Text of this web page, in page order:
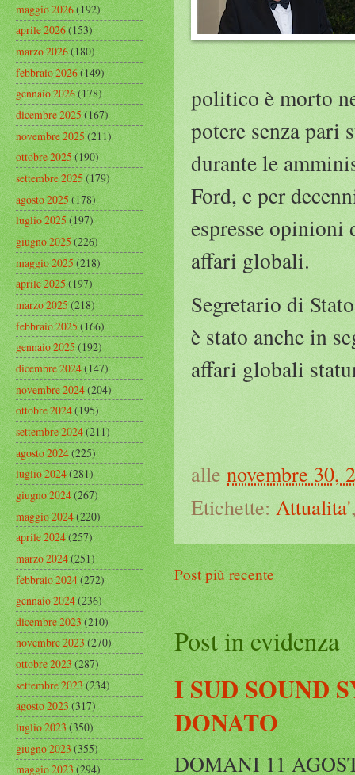
politico è morto
potere senza
durante le
Ford, e per
espresse
affari globali.
Segretario di
è stato anche in
affari globali
alle novembre 30,
Etichette: Attualita'
Post più recente
Post in evidenza
I SUD SOUND
DONATO
DOMANI 11
maggio 2026(192)
aprile 2026(153)
marzo 2026(180)
febbraio 2026(149)
gennaio 2026(178)
dicembre 2025(167)
novembre 2025(211)
ottobre 2025(190)
settembre 2025(179)
agosto 2025(178)
luglio 2025(197)
giugno 2025(226)
maggio 2025(218)
aprile 2025(197)
marzo 2025(218)
febbraio 2025(166)
gennaio 2025(192)
dicembre 2024(147)
novembre 2024(204)
ottobre 2024(195)
settembre 2024(211)
agosto 2024(225)
luglio 2024(281)
giugno 2024(267)
maggio 2024(220)
aprile 2024(257)
marzo 2024(251)
febbraio 2024(272)
gennaio 2024(236)
dicembre 2023(210)
novembre 2023(270)
ottobre 2023(287)
settembre 2023(234)
agosto 2023(317)
luglio 2023(350)
giugno 2023(355)
maggio 2023(294)